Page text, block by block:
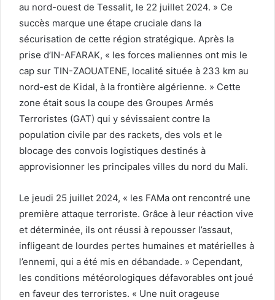
au nord-ouest de Tessalit, le 22 juillet 2024. » Ce
succès marque une étape cruciale dans la
sécurisation de cette région stratégique. Après la
prise d’IN-AFARAK, « les forces maliennes ont mis le
cap sur TIN-ZAOUATENE, localité située à 233 km au
nord-est de Kidal, à la frontière algérienne. » Cette
zone était sous la coupe des Groupes Armés
Terroristes (GAT) qui y sévissaient contre la
population civile par des rackets, des vols et le
blocage des convois logistiques destinés à
approvisionner les principales villes du nord du Mali.
Le jeudi 25 juillet 2024, « les FAMa ont rencontré une
première attaque terroriste. Grâce à leur réaction vive
et déterminée, ils ont réussi à repousser l’assaut,
infligeant de lourdes pertes humaines et matérielles à
l’ennemi, qui a été mis en débandade. » Cependant,
les conditions météorologiques défavorables ont joué
en faveur des terroristes. « Une nuit orageuse